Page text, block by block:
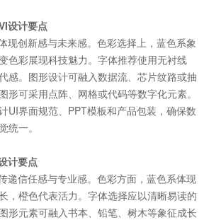
设计要点
现创新感与未来感。色彩选择上，蓝色系象
色彩展现科技魅力。字体推荐使用无衬线
感。图形设计可融入数据流、芯片纹路或抽
形可采用点阵、网格或代码等数字化元素。
UI界面规范、 PPT模板和产品包装，确保数
统一。
计要点
递信任感与专业感。色彩方面，蓝色系体现
，橙色代表活力。字体选择应以清晰易读的
形元素可融入书本、铅笔、树木等象征成长